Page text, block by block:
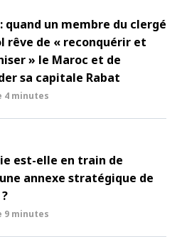
quand un membre du clergé
rêve de « reconquérir et
» le Maroc et de
sa capitale Rabat
4 minutes
est-elle en train de
annexe stratégique de
9 minutes